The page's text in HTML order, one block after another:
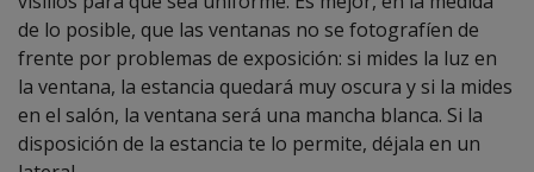
de lo posible, que las ventanas no se fotografíen de
frente por problemas de exposición: si mides la luz en
la ventana, la estancia quedará muy oscura y si la mides
en el salón, la ventana será una mancha blanca. Si la
disposición de la estancia te lo permite, déjala en un